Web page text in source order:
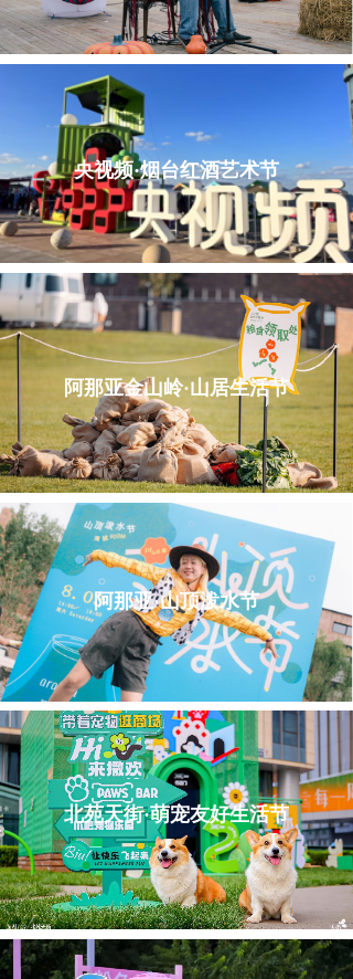
央视频·烟台红酒艺术节
阿那亚金山岭·山居生活节
阿那亚·山顶泼水节
北苑天街·萌宠友好生活节